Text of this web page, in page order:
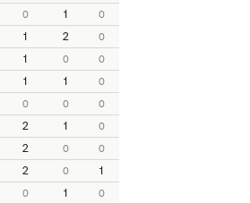
0 1 0
1 2 0
1 0 0
1 1 0
0 0 0
2 1 0
2 0 0
2 0
1
0 1 0